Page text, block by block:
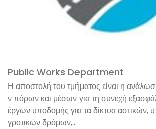
Public Works Department
Η αποστολή του τμήματος είναι η
ν πόρων και μέσων για τη συνεχή
έργων υποδομής για τα δίκτυα αστικών,
γροτικών δρόμων,...